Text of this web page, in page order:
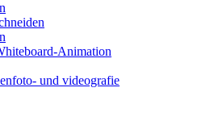
Animation
und videografie